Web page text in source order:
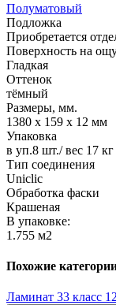
Полуматовый
Подложка
Приобретается
Поверхность на
Гладкая
Оттенок
тёмный
Размеры, мм.
1380 х 159 х 12 мм
Упаковка
в уп.8 шт./ вес 17 кг
Тип соединения
Uniclic
Обработка фаски
Крашеная
В упаковке:
1.755 м2
Похожие
Ламинат 33 класс